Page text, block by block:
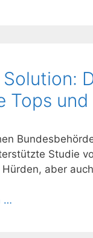
Tops
Studie
aber
…